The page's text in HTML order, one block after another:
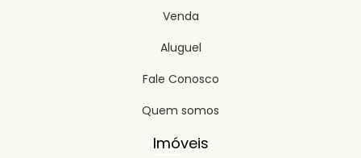
Venda
Aluguel
Fale Conosco
Quem somos
Imóveis